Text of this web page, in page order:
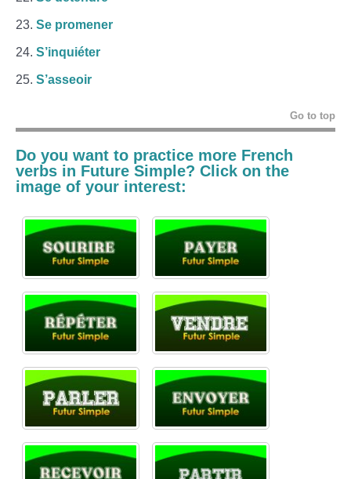
Se promener
S’inquiéter
S’asseoir
Go to top
Do you want to practice more French
verbs in Future Simple? Click on the
image of your interest: